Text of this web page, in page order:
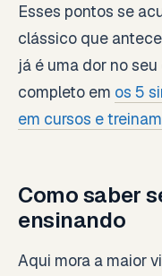
Esses pontos se
clássico que
já é uma dor no
completo em os 5
em cursos e
Como saber
ensinando
Aqui mora a maior